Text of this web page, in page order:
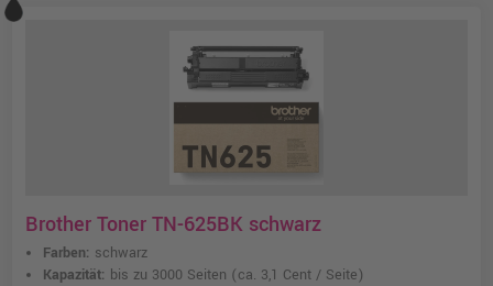
Brother Toner TN-625BK schwarz
Farben: schwarz
Kapazität: bis zu 3000 Seiten (ca. 3,1 Cent / Seite)